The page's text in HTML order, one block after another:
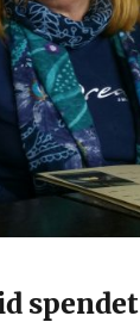
spendet